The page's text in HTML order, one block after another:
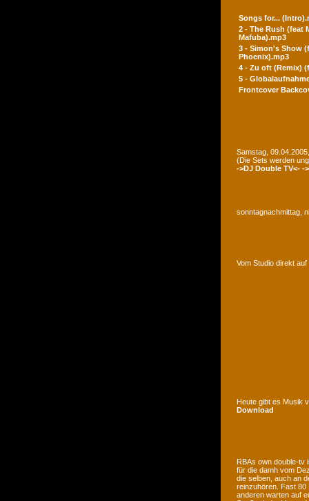
Songs for...
2 - The Rush (feat
Mafuba).mp3
3 - Simon's Show
Phoenix).mp3
4 - Zu oft (Remix)
5 -
Frontcover
Samstag,
(Die Sets werden
->DJ Double TV<- -
sonntagnachmittag,
Vom Studio direkt
Heute gibt es Musik
Download
RBAs own double-tv
für die damh vom
die selben, auch an
reinzuhören. Fast 80
anderen warten auf